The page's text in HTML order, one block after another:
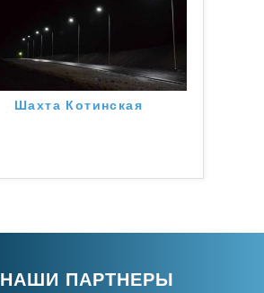
Шахта Котинская
НАШИ ПАРТНЕРЫ